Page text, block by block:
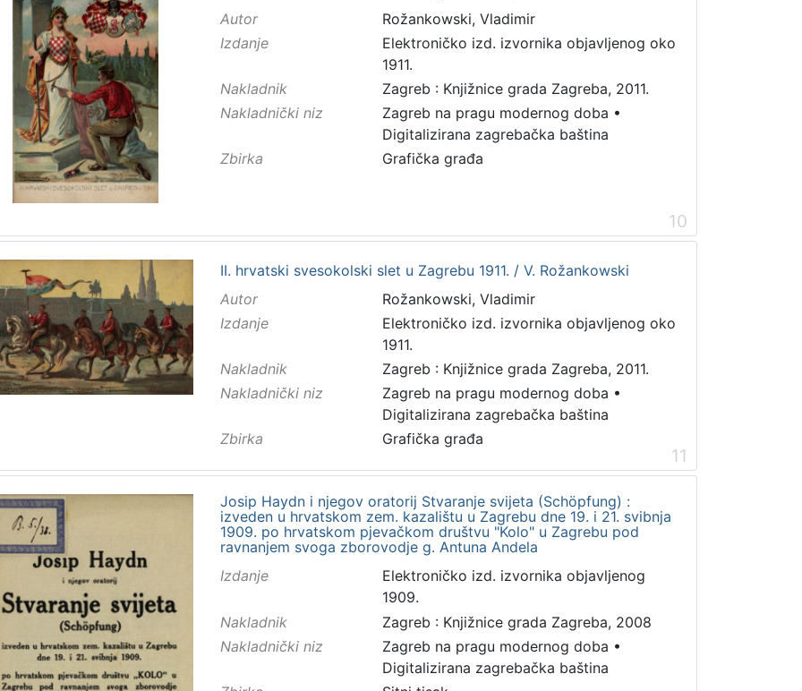
Autor
Rožankowski, Vladimir
Izdanje
Elektroničko izd. izvornika objavljenog oko
1911.
Nakladnik
Zagreb : Knjižnice grada Zagreba, 2011.
Nakladnički niz
Zagreb na pragu modernog doba •
Digitalizirana zagrebačka baština
Zbirka
Grafička građa
10
II. hrvatski svesokolski slet u Zagrebu 1911. / V. Rožankowski
Autor
Rožankowski, Vladimir
Izdanje
Elektroničko izd. izvornika objavljenog oko
1911.
Nakladnik
Zagreb : Knjižnice grada Zagreba, 2011.
Nakladnički niz
Zagreb na pragu modernog doba •
Digitalizirana zagrebačka baština
Zbirka
Grafička građa
11
Josip Haydn i njegov oratorij Stvaranje svijeta (Schöpfung) :
izveden u hrvatskom zem. kazalištu u Zagrebu dne 19. i 21. svibnja
1909. po hrvatskom pjevačkom društvu "Kolo" u Zagrebu pod
ravnanjem svoga zborovodje g. Antuna Andela
Izdanje
Elektroničko izd. izvornika objavljenog
1909.
Nakladnik
Zagreb : Knjižnice grada Zagreba, 2008
Nakladnički niz
Zagreb na pragu modernog doba •
Digitalizirana zagrebačka baština